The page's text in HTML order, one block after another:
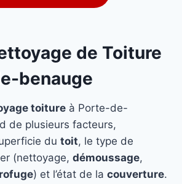
de Toiture
benauge
toiture à Porte-de-
de plusieurs facteurs,
du toit, le type de
(nettoyage, démoussage,
) et l’état de la couverture.